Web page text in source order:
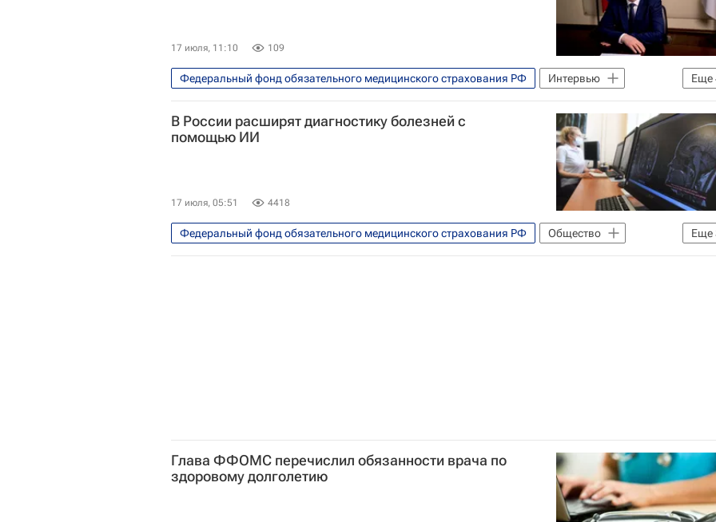
17 июля, 11:10 109
Еще
Федеральный фонд обязательного медицинского страхования РФ
Интервью
Илья Баланин
Обязательное медицинское страхование
Здоровье
полис ОМС
В России расширят диагностику болезней с
помощью ИИ
17 июля, 05:51 4418
Еще
Федеральный фонд обязательного медицинского страхования РФ
Общество
Илья Баланин
Петр Глыбочко Россия
Глава ФФОМС перечислил обязанности врача по
здоровому долголетию